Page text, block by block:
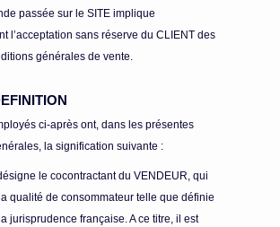
passée sur le SITE implique
l’acceptation sans réserve du CLIENT des
générales de vente.
ci-après ont, dans les présentes
la signification suivante :
le cocontractant du VENDEUR, qui
qualité de consommateur telle que définie
jurisprudence française. A ce titre, il est